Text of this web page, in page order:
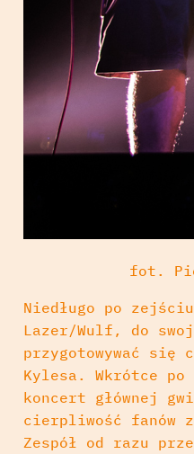
fot.
Niedługo po
Lazer/Wulf, do
przygotowywać się
Kylesa. Wkrótce
koncert głównej
cierpliwość fanów
Zespół od razu